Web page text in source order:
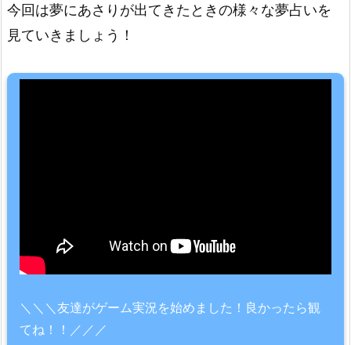
今回は夢にあさりが出てきたときの様々な夢占いを
見ていきましょう！
＼＼＼友達がゲーム実況を始めました！良かったら観
てね！！／／／